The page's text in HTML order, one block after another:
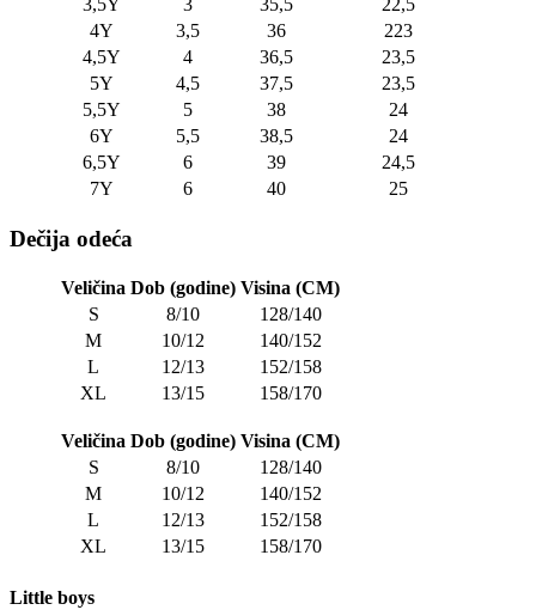
4Y
3,5 36
223
4,5Y
4 36,5
23,5
5Y
4,5 37,5
23,5
5,5Y
5 38
24
6Y
5,5 38,5
24
6,5Y
6 39
24,5
7Y
6 40 25
Dečija odeća
Veličina Dob (godine) Visina (CM)
S
8/10
128/140
M
10/12
140/152
L
12/13
152/158
XL
13/15 158/170
Veličina Dob (godine) Visina (CM)
S
8/10
128/140
M
10/12
140/152
L
12/13
152/158
XL
13/15 158/170
Little boys